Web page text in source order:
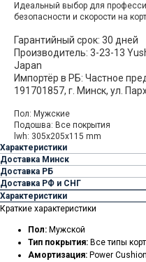
Идеальный выбор для
безопасности и скорости на
Гарантийный срок: 30 дней
Производитель: 3-23-13
Japan
Импортёр в РБ: Частное
191701857, г. Минск, ул.
Пол: Мужские
Подошва: Все покрытия
lwh: 305x205x115 mm
Характеристики
Доставка Минск
Доставка РБ
Доставка РФ и СНГ
Характеристики
Краткие характеристики
Пол: Мужской
Тип покрытия: Все типы
Амортизация: Power